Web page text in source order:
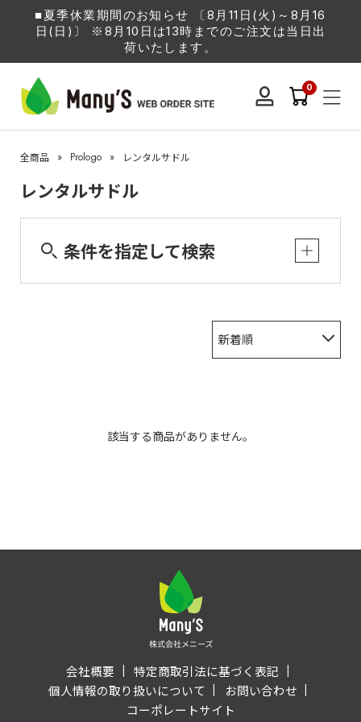
■夏季休業期間のお知らせ 〔8月11日(火)～8月16
日(日)〕 ※8月10日は13時までのご注文は当日出
荷いたします。
0
全商品 » Prologo » レンタルサドル
レンタルサドル
条件を指定して検索
新着順
該当する商品がありません。
会社概要
特定商取引法に基づく表記
個人情報の取り扱いについて
お問い合わせ
コーポレートサイト